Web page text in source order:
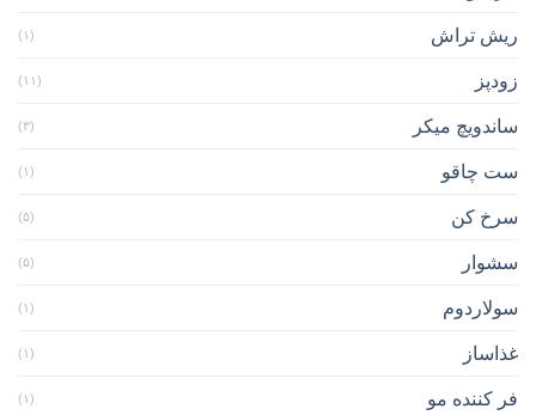
ریش تراش (۱)
زودپز (۱۱)
ساندویچ میکر (۳)
ست چاقو (۱)
سرخ کن (۵)
سشوار (۵)
سولاردوم (۱)
غذاساز (۱)
فر کننده مو (۱)